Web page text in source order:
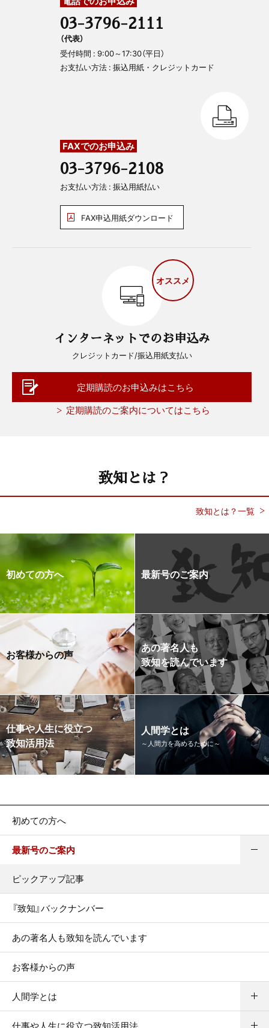
03-3796-2111
（代表）
受付時間 : 9:00～17:30（平日）
お支払い方法 : 振込用紙・クレジットカード
FAXでのお申込み
03-3796-2108
お支払い方法 : 振込用紙払い
FAX申込用紙ダウンロード
オススメ
インターネットでのお申込み
クレジットカード/振込用紙支払い
定期購読のお申込みはこちら
定期購読のご案内についてはこちら
致知とは？
致知とは？一覧
初めての方へ 最新号のご案内
お客様からの声
あの著名人も
致知を読んでいます
仕事や人生に役立つ
致知活用法
人間学とは
～人間力を高めるために～
初めての方へ
最新号のご案内
ピックアップ記事
『致知』バックナンバー
あの著名人も致知を読んでいます
お客様からの声
人間学とは